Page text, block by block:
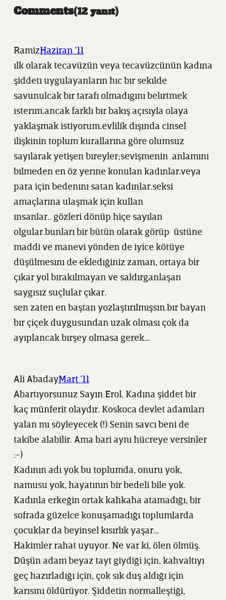
Comments 12 yanıt
RamizHaziran ’11
ılk olarak tecavüzün veya tecavüzcünün kadına
şiddetı uygulayanların hıc bır sekılde
savunulcak bır tarafı olmadıgını belırtmek
ısterım.ancak farklı bır bakış açısıyla olaya
yaklaşmak istiyorum.evlilik dışında cinsel
ilişkinin toplum kurallarına göre olumsuz
sayılarak yetişen bıreyler;sevişmenin anlamını
bılmeden en öz yerıne konulan kadınlar.veya
para için bedenını satan kadınlar.seksi
amaçlarına ulaşmak için kullan
ınsanlar.. gözleri dönüp hiçe sayılan
olgular.bunları bir bütün olarak görüp üstüne
maddi ve manevi yönden de iyice kötüye
düşülmesını de ekledığiniz zaman, ortaya bir
çıkar yol bırakılmayan ve saldırganlaşan
saygısız suçlular çıkar.
sen zaten en baştan yozlaştırılmışsın.bır bayan
bır çiçek duygusundan uzak olması çok da
ayıplancak bırşey olmasa gerek…
Ali AbadayMart ’11
Abartıyorsunuz Sayın Erol. Kadına şiddet bir
kaç münferit olaydır. Koskoca devlet adamları
yalan mı söyleyecek (!) Senin savcı beni de
takibe alabilir. Ama bari aynı hücreye versinler
:-)
Kadının adı yok bu toplumda, onuru yok,
namusu yok, hayatının bir bedeli bile yok.
Kadınla erkeğin ortak kahkaha atamadığı, bir
sofrada güzelce konuşamadığı toplumlarda
çocuklar da beyinsel kısırlık yaşar…
Hakimler rahat uyuyor. Ne var ki, ölen ölmüş.
Düşün adam beyaz tayt giydiği için, kahvaltıyı
geç hazırladığı için, çok sık duş aldığı için
karısını öldürüyor. Şiddetin normalleştiği,